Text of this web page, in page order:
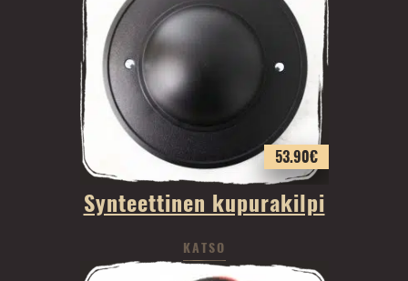
53.90€
Synteettinen kupurakilpi
KATSO